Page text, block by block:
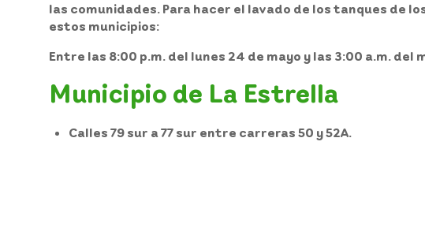
las comunidades. Para hacer el lavado de los tanques de
estos municipios:
Entre las 8:00 p.m. del lunes 24 de mayo y las 3:00 a.m. del
Municipio de La Estrella
Calles 79 sur a 77 sur entre carreras 50 y 52A.